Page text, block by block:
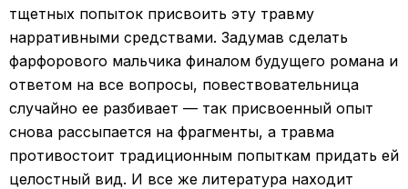
тщетных попыток присвоить эту травму
нарративными средствами. Задумав сделать
фарфорового мальчика финалом будущего романа и
ответом на все вопросы, повествовательница
случайно ее разбивает — так присвоенный опыт
снова рассыпается на фрагменты, а травма
противостоит традиционным попыткам придать ей
целостный вид. И все же литература находит